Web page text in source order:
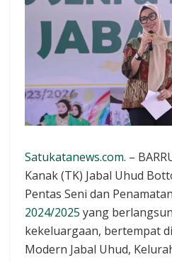
Satukatanews.com. –
Kanak (TK) Jabal Uhud
Pentas Seni dan
2024/2025 yang
kekeluargaan, bertempat
Modern Jabal Uhud,